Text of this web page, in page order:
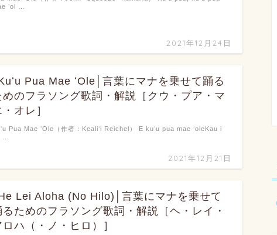
2021年12月24日
ʻol …
Pua Mae ʻOle│言葉にマナを乗せて踊る
めのフラソング歌詞・解説［クウ・プア・マ
オレ］
2021年12月21日
Pua Mae ʻOle（作者：Kealiʻi Reichel） E kuʻu pua mae ʻoleKau i
Lei Aloha (No Hilo)│言葉にマナを乗せて
るためのフラソング歌詞・解説［ヘ・レイ・
ロハ（・ノ・ヒロ）］